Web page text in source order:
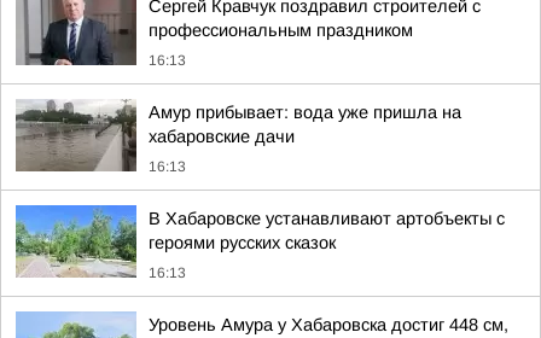
Сергей Кравчук поздравил строителей с
профессиональным праздником
16:13
Амур прибывает: вода уже пришла на
хабаровские дачи
16:13
В Хабаровске устанавливают артобъекты с
героями русских сказок
16:13
Уровень Амура у Хабаровска достиг 448 см,